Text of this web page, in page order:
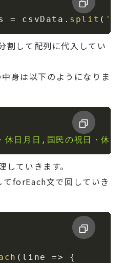
= csvData . split (
割して配列に代入してい
身は以下のようになりま
休日月日,国民の祝日・休
ていきます。
てforEach文で回していき
( line =>
{